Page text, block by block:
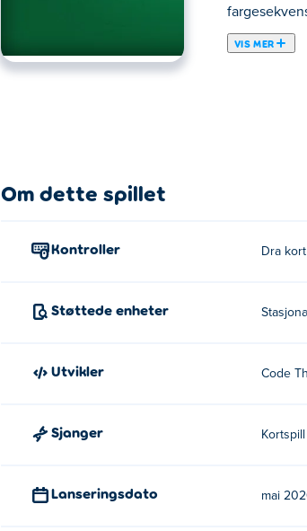
VIS MER
Her kan du spille Spider Solitaire. Spider
Om dette spillet
Kontroller Dra
Støttede enheter
Utvikler Code
Sjanger Kortspill
Lanseringsdato mai